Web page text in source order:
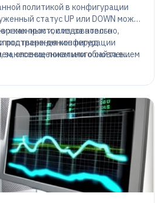
политикой в конфигурации
статус UP или DOWN может
и, следовательно,
подтверждению перед
оповещением или обновлением
как простои из-за нового
конфигурации
занесение локального сайта в
среды агента проверки